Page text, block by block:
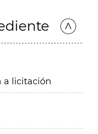
a licitación